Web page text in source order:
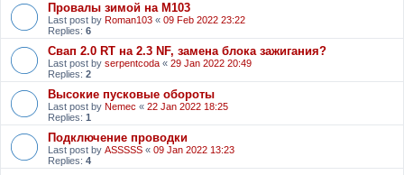
Провалы зимой на М103
Last post by Roman103 « 09 Feb 2022 23:22
Replies: 6
Свап 2.0 RT на 2.3 NF, замена блока зажигания?
Last post by serpentcoda « 29 Jan 2022 20:49
Replies: 2
Высокие пусковые обороты
Last post by Nemec « 22 Jan 2022 18:25
Replies: 1
Подключение проводки
Last post by ASSSSS « 09 Jan 2022 13:23
Replies: 4